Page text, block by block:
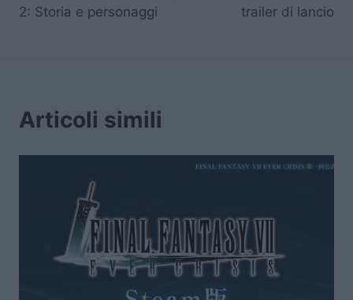
2: Storia e personaggi
trailer di lancio
Articoli simili